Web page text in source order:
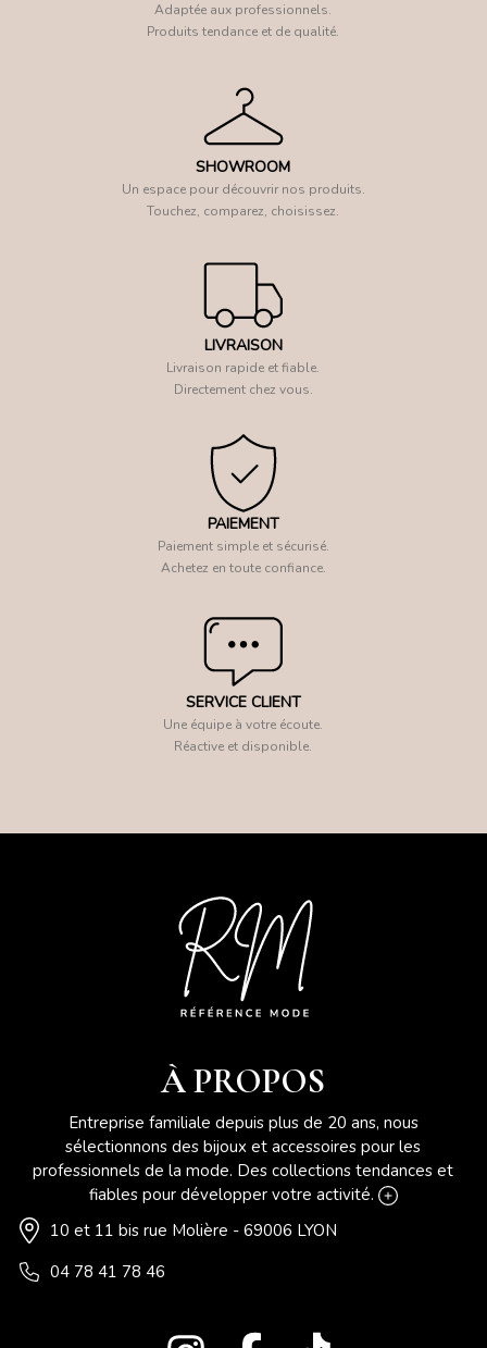
Adaptée aux professionnels.
Produits tendance et de qualité.
SHOWROOM
Un espace pour découvrir nos produits.
Touchez, comparez, choisissez.
LIVRAISON
Livraison rapide et fiable.
Directement chez vous.
PAIEMENT
Paiement simple et sécurisé.
Achetez en toute confiance.
SERVICE CLIENT
Une équipe à votre écoute.
Réactive et disponible.
À PROPOS
Entreprise familiale depuis plus de 20 ans, nous
sélectionnons des bijoux et accessoires pour les
professionnels de la mode. Des collections tendances et
fiables pour développer votre activité.
10 et 11 bis rue Molière - 69006 LYON
04 78 41 78 46